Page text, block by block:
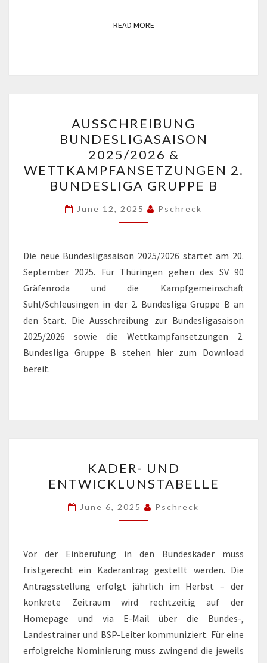
READ MOREREAD MORE
BUNDESLIGASAISON
2025/2026
&
2.
BUNDESLIGA
GRUPPE
AUSSCHREIBUNG
BUNDESLIGASAISON
2025/2026 &
WETTKAMPFANSETZUNGEN 2.
BUNDESLIGA GRUPPE B
June 12, 2025 Pschreck
Die neue Bundesligasaison 2025/2026 startet am 20.
September 2025. Für Thüringen gehen des SV 90
Gräfenroda und die Kampfgemeinschaft
Suhl/Schleusingen in der 2. Bundesliga Gruppe B an
den Start. Die Ausschreibung zur Bundesligasaison
2025/2026 sowie die Wettkampfansetzungen 2.
Bundesliga Gruppe B stehen hier zum Download
bereit.
UND
ENTWICKLUNSTABELLE
KADER- UND
ENTWICKLUNSTABELLE
June 6, 2025 Pschreck
Vor der Einberufung in den Bundeskader muss
fristgerecht ein Kaderantrag gestellt werden. Die
Antragsstellung erfolgt jährlich im Herbst – der
konkrete Zeitraum wird rechtzeitig auf der
Homepage und via E-Mail über die Bundes-,
Landestrainer und BSP-Leiter kommuniziert. Für eine
erfolgreiche Nominierung muss zwingend die jeweils